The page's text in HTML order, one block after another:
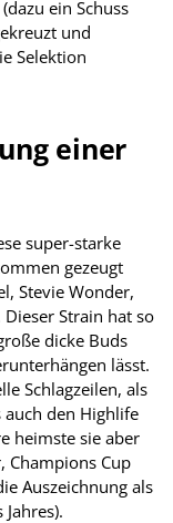
ein Schuss
und
Selektion
einer
super-starke
gezeugt
Stevie Wonder,
Strain hat so
dicke Buds
lässt.
Schlagzeilen, als
auch den Highlife
heimste sie aber
Champions Cup
Auszeichnung als